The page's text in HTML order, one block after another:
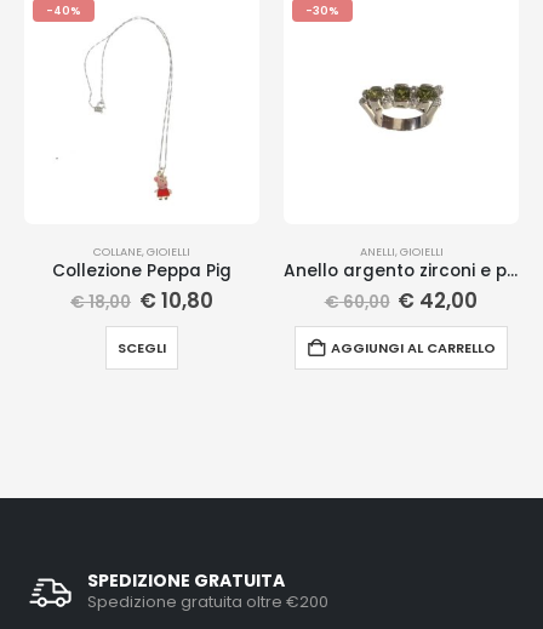
-40%
COLLANE,GIOIELLI
Collezione Peppa Pig
€18,00 € 10,80
SCEGLI
-30%
ANELLI,GIOIELLI
Anello argento zirconi e pietre
€60,00 € 42,00
AGGIUNGI AL CARRELLO
SPEDIZIONE GRATUITA
Spedizione gratuita oltre €200